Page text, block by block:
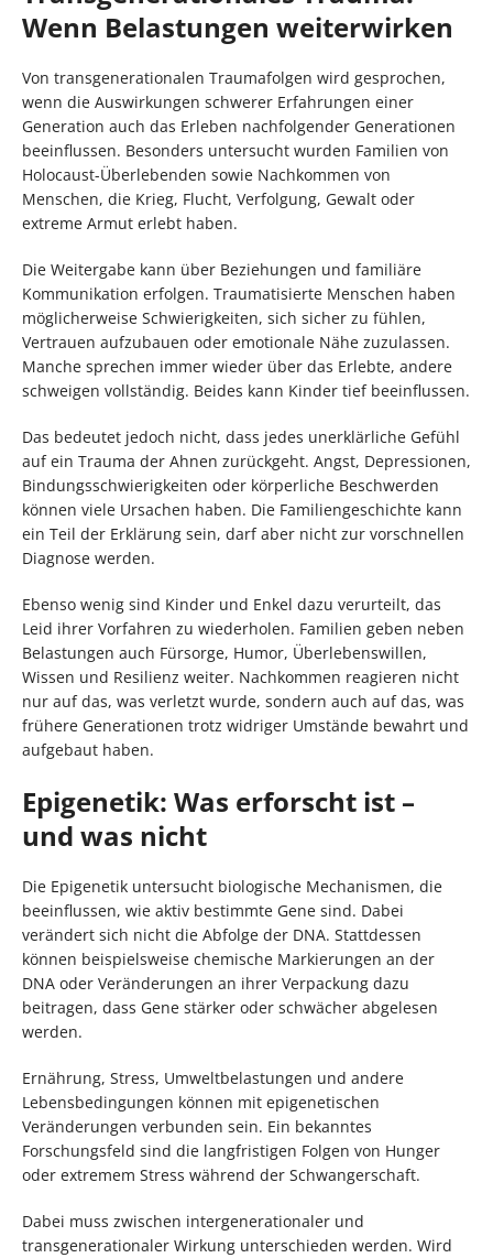
Wenn Belastungen weiterwirken
Von transgenerationalen Traumafolgen wird gesprochen,
wenn die Auswirkungen schwerer Erfahrungen einer
Generation auch das Erleben nachfolgender Generationen
beeinflussen. Besonders untersucht wurden Familien von
Holocaust-Überlebenden sowie Nachkommen von
Menschen, die Krieg, Flucht, Verfolgung, Gewalt oder
extreme Armut erlebt haben.
Die Weitergabe kann über Beziehungen und familiäre
Kommunikation erfolgen. Traumatisierte Menschen haben
möglicherweise Schwierigkeiten, sich sicher zu fühlen,
Vertrauen aufzubauen oder emotionale Nähe zuzulassen.
Manche sprechen immer wieder über das Erlebte, andere
schweigen vollständig. Beides kann Kinder tief beeinflussen.
Das bedeutet jedoch nicht, dass jedes unerklärliche Gefühl
auf ein Trauma der Ahnen zurückgeht. Angst, Depressionen,
Bindungsschwierigkeiten oder körperliche Beschwerden
können viele Ursachen haben. Die Familiengeschichte kann
ein Teil der Erklärung sein, darf aber nicht zur vorschnellen
Diagnose werden.
Ebenso wenig sind Kinder und Enkel dazu verurteilt, das
Leid ihrer Vorfahren zu wiederholen. Familien geben neben
Belastungen auch Fürsorge, Humor, Überlebenswillen,
Wissen und Resilienz weiter. Nachkommen reagieren nicht
nur auf das, was verletzt wurde, sondern auch auf das, was
frühere Generationen trotz widriger Umstände bewahrt und
aufgebaut haben.
Epigenetik: Was erforscht ist –
und was nicht
Die Epigenetik untersucht biologische Mechanismen, die
beeinflussen, wie aktiv bestimmte Gene sind. Dabei
verändert sich nicht die Abfolge der DNA. Stattdessen
können beispielsweise chemische Markierungen an der
DNA oder Veränderungen an ihrer Verpackung dazu
beitragen, dass Gene stärker oder schwächer abgelesen
werden.
Ernährung, Stress, Umweltbelastungen und andere
Lebensbedingungen können mit epigenetischen
Veränderungen verbunden sein. Ein bekanntes
Forschungsfeld sind die langfristigen Folgen von Hunger
oder extremem Stress während der Schwangerschaft.
Dabei muss zwischen intergenerationaler und
transgenerationaler Wirkung unterschieden werden. Wird